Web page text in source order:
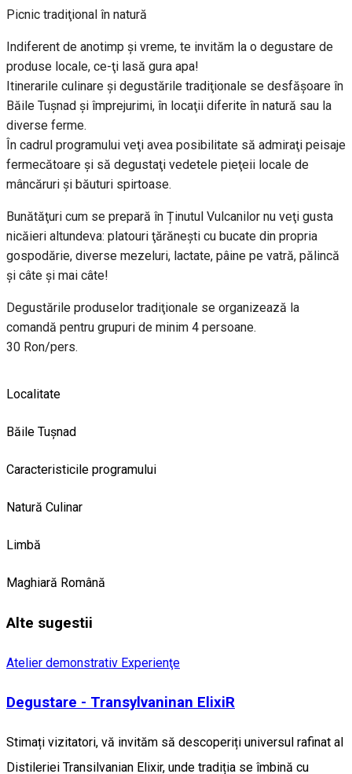
Picnic tradiţional în natură
Indiferent de anotimp şi vreme, te invităm la o degustare de
produse locale, ce-ţi lasă gura apa!
Itinerarile culinare şi degustările tradiţionale se desfăşoare în
Băile Tuşnad şi împrejurimi, în locaţii diferite în natură sau la
diverse ferme.
În cadrul programului veţi avea posibilitate să admiraţi peisaje
fermecătoare şi să degustaţi vedetele pieţeii locale de
mâncăruri şi băuturi spirtoase.
Bunătăţuri cum se prepară în Ținutul Vulcanilor nu veţi gusta
nicăieri altundeva: platouri ţărăneşti cu bucate din propria
gospodărie, diverse mezeluri, lactate, pâine pe vatră, pălincă
şi câte şi mai câte!
Degustările produselor tradiţionale se organizează la
comandă pentru grupuri de minim 4 persoane.
30 Ron/pers.
Localitate
Băile Tușnad
Caracteristicile programului
Natură Culinar
Limbă
Maghiară Română
Alte sugestii
Atelier demonstrativ Experienţe
Degustare - Transylvaninan ElixiR
Stimați vizitatori, vă invităm să descoperiți universul rafinat al
Distileriei Transilvanian Elixir, unde tradiția se îmbină cu